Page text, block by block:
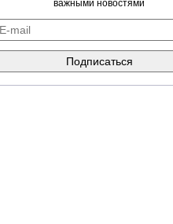
важными новостями